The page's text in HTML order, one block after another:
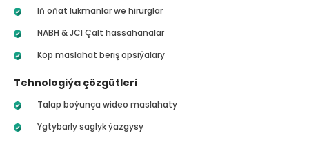
Iň oňat lukmanlar we hirurglar
NABH & JCI Çalt hassahanalar
Köp maslahat beriş opsiýalary
Tehnologiýa çözgütleri
Talap boýunça wideo maslahaty
Ygtybarly saglyk ýazgysy